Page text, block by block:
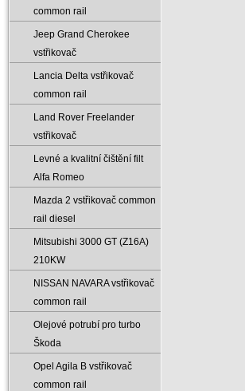
common rail
Jeep Grand Cherokee
vstřikovač
Lancia Delta vstřikovač
common rail
Land Rover Freelander
vstřikovač
Levné a kvalitní čištění filt
Alfa Romeo
Mazda 2 vstřikovač common
rail diesel
Mitsubishi 3000 GT (Z16A)
210KW
NISSAN NAVARA vstřikovač
common rail
Olejové potrubí pro turbo
Škoda
Opel Agila B vstřikovač
common rail